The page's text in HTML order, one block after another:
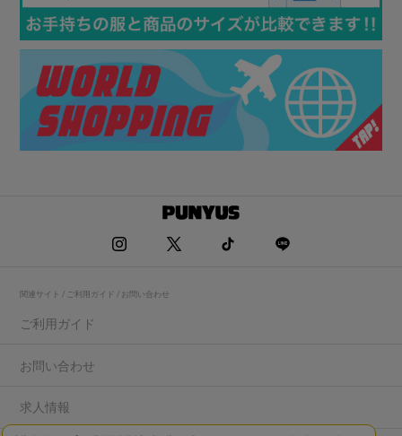
関連サイト / ご利用ガイド / お問い合わせ
ご利用ガイド
お問い合わせ
求人情報